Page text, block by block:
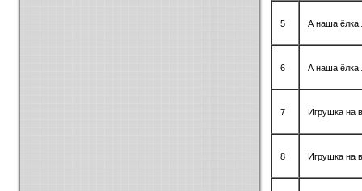
5 А наша ёлка
6 А наша ёлка
7 Игрушка на
8 Игрушка на